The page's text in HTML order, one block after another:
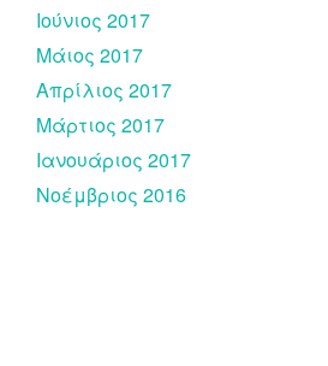
Ιούνιος 2017
Μάιος 2017
Απρίλιος 2017
Μάρτιος 2017
Ιανουάριος 2017
Νοέμβριος 2016